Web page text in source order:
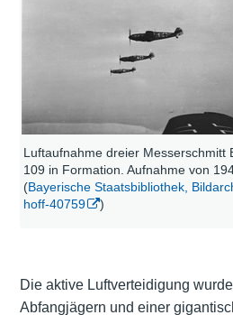
Luftaufnahme dreier Messerschmitt
109 in Formation. Aufnahme von
(Bayerische Staatsbibliothek,
hoff-40759
)
Die aktive Luftverteidigung
Abfangjägern und einer